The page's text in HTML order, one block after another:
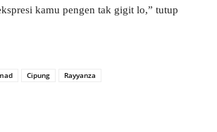
kamu pengen tak gigit lo,” tutup
Cipung Rayyanza